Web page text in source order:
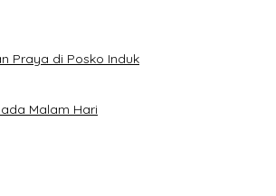
Praya di Posko Induk
Malam Hari